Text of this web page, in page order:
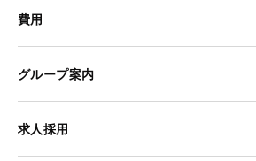
費用
グループ案内
求人採用